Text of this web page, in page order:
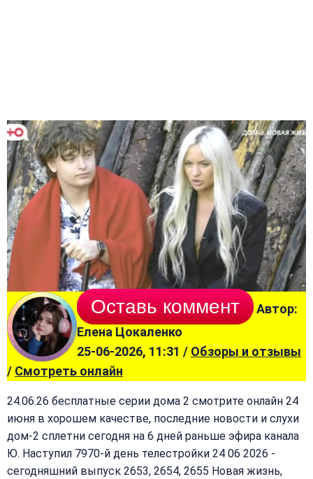
Оставь коммент
Автор:
Елена Цокаленко
25-06-2026, 11:31 / Обзоры и отзывы
/ Смотреть онлайн
24.06.26 бесплатные серии дома 2 смотрите онлайн 24
июня в хорошем качестве, последние новости и слухи
дом-2 сплетни сегодня на 6 дней раньше эфира канала
Ю. Наступил 7970-й день телестройки 24 06 2026 -
сегодняшний выпуск 2653, 2654, 2655 Новая жизнь,